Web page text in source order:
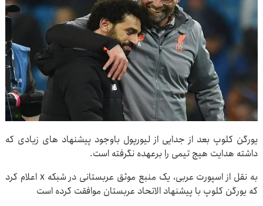
یورگن کلوپ بعد از جدایی از لیورپول باوجود پیشنهاد های زیادی که
داشته هدایت هیچ تیمی را برعهده نگرفته است.
به نقل از اسپورت عربی، یک منبع موثق عربستانی در شبکه x اعلام کرد
که یورگن کلوپ با پیشنهاد الاتحاد عربستان موافقت کرده است